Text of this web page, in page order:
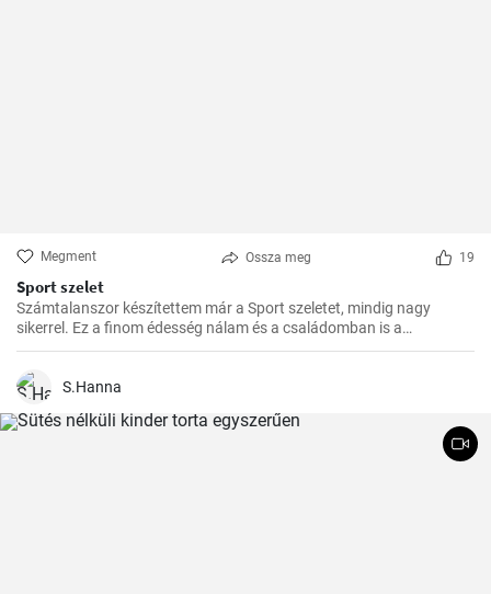
Megment Ossza meg 19
Sport szelet
Számtalanszor készítettem már a Sport szeletet, mindig nagy
sikerrel. Ez a finom édesség nálam és a családomban is a
kedvencek közé tartozik. Szívesen készítem el ajándékba is, a
S.Hanna